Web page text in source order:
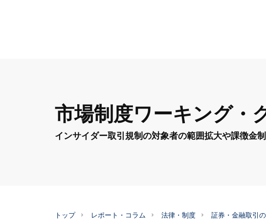
市場制度ワーキング・
インサイダー取引規制の対象者の範囲拡大や課徴金
トップ レポート・コラム 法律・制度 証券・金融取引